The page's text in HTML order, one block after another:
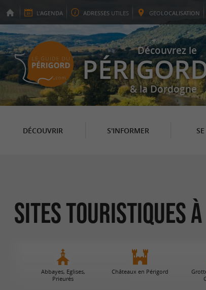
L'AGENDA ADRESSES UTILES GEOLOCALISATION
Découvrez le
& la Dordogne
DÉCOUVRIR S'INFORMER
Sites Touristiques
Abbayes, Eglises,
Prieurés
Châteaux en Périgord